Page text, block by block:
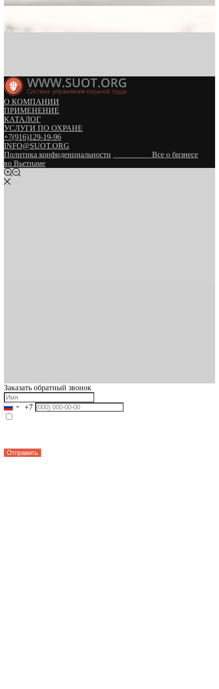
Заказать обратный звонок
+7
Отправить
О КОМПАНИИ
ПРИМЕНЕНИЕ
КАТАЛОГ
УСЛУГИ ПО ОХРАНЕ
+7(916)129-19-96
INFO@SUOT.ORG
Политика конфиденциальности
Все о бизнесе
во Вьетнаме